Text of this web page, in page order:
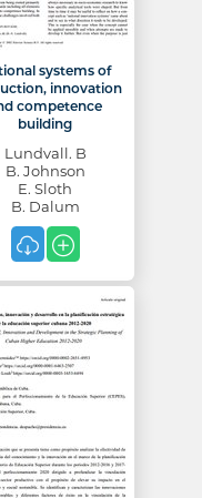
systems of
innovation
competence
building
Lundvall. B
B. Johnson
E. Sloth
B. Dalum